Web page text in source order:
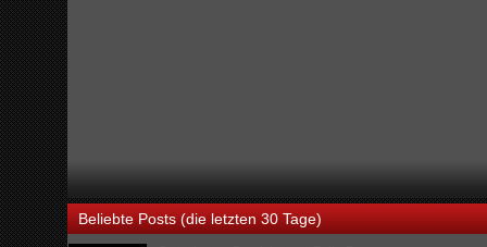
Beliebte Posts (die letzten 30 Tage)